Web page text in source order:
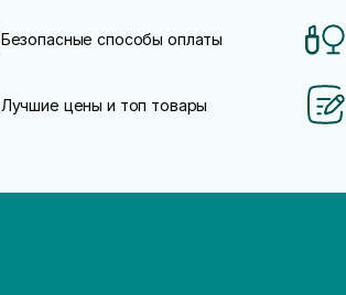
Безопасные способы оплаты
Лучшие цены и топ товары